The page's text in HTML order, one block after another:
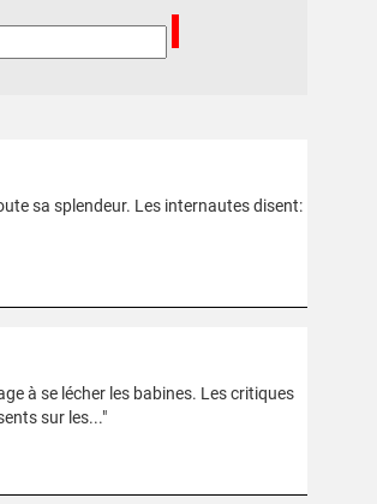
sa splendeur. Les internautes disent:
à se lécher les babines. Les critiques
sur les..."